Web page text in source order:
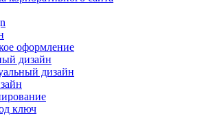
оформление
дизайн
дизайн
ключ